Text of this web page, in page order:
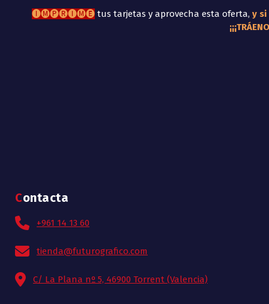
🅘🅜🅟🅡🅘🅜🅔tus tarjetas y aprovecha esta oferta, y
Contacta
+961 14 13 60
tienda@futurografico.com
C/ La Plana nº 5, 46900 Torrent (Valencia)